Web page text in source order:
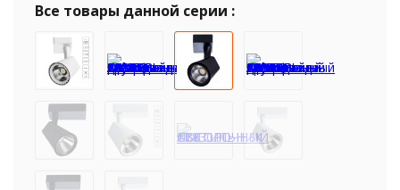
Все товары данной серии :